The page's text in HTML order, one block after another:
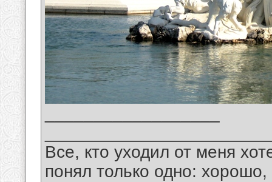
Все, кто уходил от меня
понял только одно: